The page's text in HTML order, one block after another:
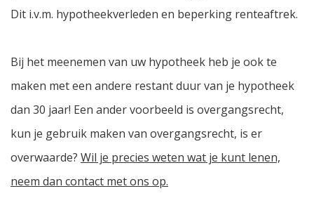
Dit i.v.m. hypotheekverleden en beperking renteaftrek.
Bij het meenemen van uw hypotheek heb je ook te
maken met een andere restant duur van je hypotheek
dan 30 jaar! Een ander voorbeeld is overgangsrecht,
kun je gebruik maken van overgangsrecht, is er
overwaarde? Wil je precies weten wat je kunt lenen,
neem dan contact met ons op.